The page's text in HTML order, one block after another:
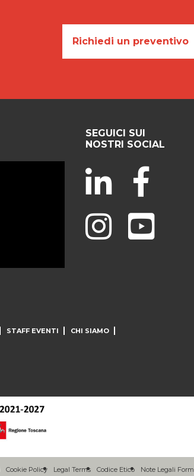
Richiedi un preventivo
SEGUICI SUI
NOSTRI SOCIAL
STAFF EVENTI CHI SIAMO
Cookie Policy Legal Terms Codice Etico Note Legali Form